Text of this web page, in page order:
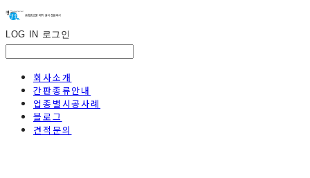
LOG IN 로그인
회사소개
간판종류안내
업종별시공사례
블로그
견적문의